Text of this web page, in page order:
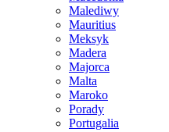
Malediwy
Mauritius
Meksyk
Madera
Majorca
Malta
Maroko
Porady
Portugalia